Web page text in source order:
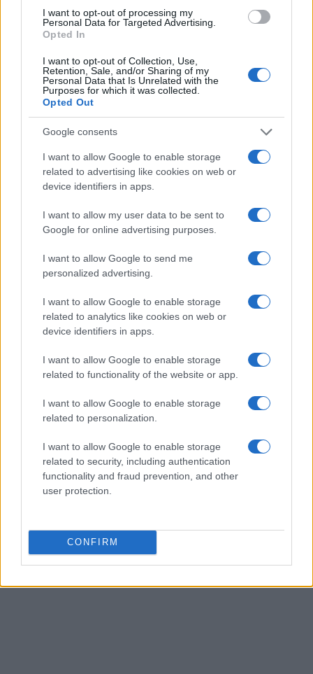
I want to opt-out of processing my
Personal Data for Targeted Advertising.
Opted In
I want to opt-out of Collection, Use,
Retention, Sale, and/or Sharing of my
Personal Data that Is Unrelated with the
Purposes for which it was collected.
Opted Out
Google consents
I want to allow Google to enable storage
related to advertising like cookies on web or
device identifiers in apps.
I want to allow my user data to be sent to
Google for online advertising purposes.
I want to allow Google to send me
personalized advertising.
I want to allow Google to enable storage
related to analytics like cookies on web or
device identifiers in apps.
I want to allow Google to enable storage
related to functionality of the website or app.
I want to allow Google to enable storage
related to personalization.
I want to allow Google to enable storage
related to security, including authentication
functionality and fraud prevention, and other
user protection.
CONFIRM
14,99 euros et 449,70 euros pour un mois de 30 jours ».
Certaines situations me laissent perplexe.
Il vous reste à lire 55.7% de cet article. La suite est
réservée aux abonnés.
Infos Rédaction